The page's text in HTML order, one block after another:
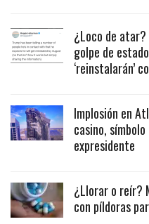
¿Loco de
golpe de
‘reinstalarán’
Implosión en
casino,
expresidente
¿Llorar o reír?
con píldoras